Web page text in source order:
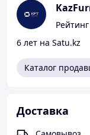
• полки
• любые
Широкая палитра
6 лет на Satu.kz
Каталог
Доставка